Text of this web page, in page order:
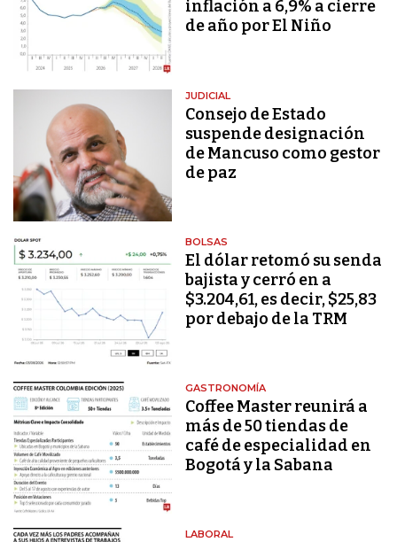
inflación a 6,9% a cierre
de año por El Niño
JUDICIAL
Consejo de Estado
suspende designación
de Mancuso como gestor
de paz
BOLSAS
El dólar retomó su senda
bajista y cerró en a
$3.204,61, es decir, $25,83
por debajo de la TRM
GASTRONOMÍA
Coffee Master reunirá a
más de 50 tiendas de
café de especialidad en
Bogotá y la Sabana
LABORAL